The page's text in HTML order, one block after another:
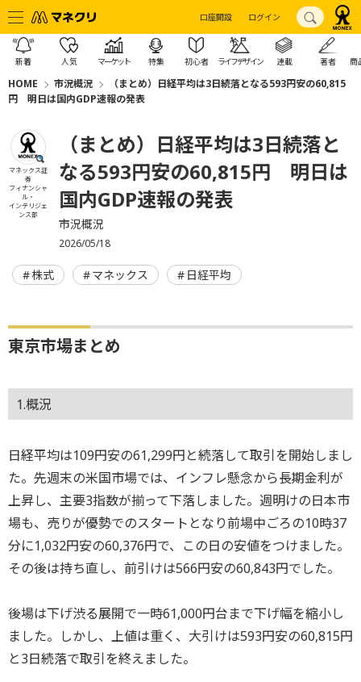
口座開設 ログイン
新着 人気 マーケット 特集 初心者 ライフデザイン 連載 著者 商
HOME 市況概況
（まとめ）日経平均は3日続落となる593円安の60,815
円 明日は国内GDP速報の発表
マネックス証
券
フィナンシャ
ル・
インテリジェ
ンス部
（まとめ）日経平均は3日続落と
なる593円安の60,815円 明日は
国内GDP速報の発表
市況概況
2026/05/18
株式 マネックス 日経平均
東京市場まとめ
1.概況
日経平均は109円安の61,299円と続落して取引を開始しまし
た。先週末の米国市場では、インフレ懸念から長期金利が
上昇し、主要3指数が揃って下落しました。週明けの日本市
場も、売りが優勢でのスタートとなり前場中ごろの10時37
分に1,032円安の60,376円で、この日の安値をつけました。
その後は持ち直し、前引けは566円安の60,843円でした。
後場は下げ渋る展開で一時61,000円台まで下げ幅を縮小し
ました。しかし、上値は重く、大引けは593円安の60,815円
と3日続落で取引を終えました。